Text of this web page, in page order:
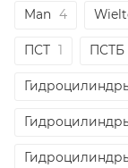
Man 4
ПСТ 1 ПСТБ